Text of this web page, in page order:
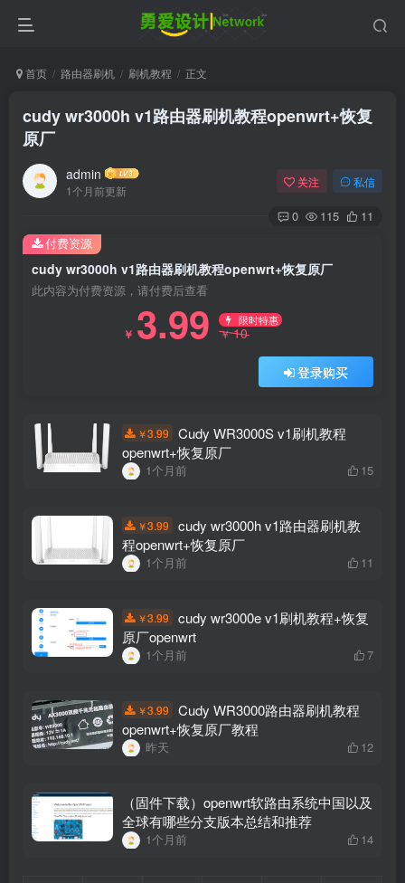
首页 路由器刷机 刷机教程 正文
cudy wr3000h v1路由器刷机教程openwrt+恢复
原厂
admin
1个月前更新
关注 私信
0 115 11
cudy wr3000h v1路由器刷机教程openwrt+恢复原厂
此内容为付费资源，请付费后查看
￥ 3.99 限时特惠
￥10
登录购买
付费资源
￥3.99
Cudy WR3000S v1刷机教程
openwrt+恢复原厂
1个月前 15
￥3.99
cudy wr3000h v1路由器刷机教
程openwrt+恢复原厂
1个月前 11
￥3.99
cudy wr3000e v1刷机教程+恢复
原厂openwrt
1个月前 7
￥3.99
Cudy WR3000路由器刷机教程
openwrt+恢复原厂教程
昨天 12
（固件下载）openwrt软路由系统中国以及
全球有哪些分支版本总结和推荐
1个月前 14